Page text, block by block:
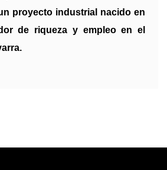
proyecto industrial nacido en
de riqueza y empleo en el